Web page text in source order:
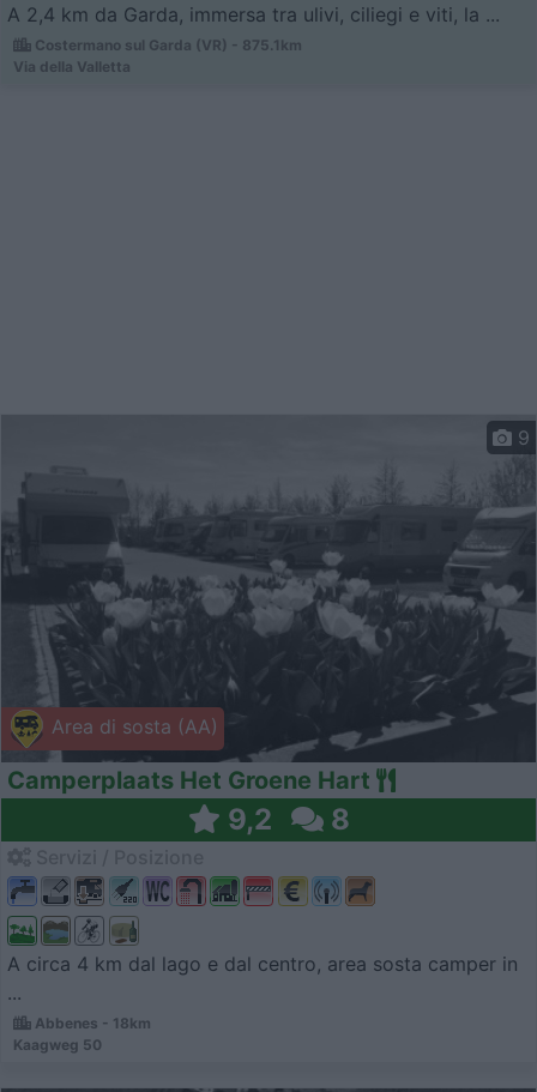
A 2,4 km da Garda, immersa tra ulivi, ciliegi e viti, la ...
Costermano sul Garda (VR) - 875.1km
Via della Valletta
Area di sosta (AA)
9
Camperplaats Het Groene Hart
9,2 8
A circa 4 km dal lago e dal centro, area sosta camper in
...
Abbenes - 18km
Kaagweg 50